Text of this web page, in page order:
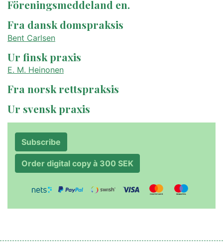
Föreningsmeddeland en.
Fra dansk domspraksis
Bent Carlsen
Ur finsk praxis
E. M. Heinonen
Fra norsk rettspraksis
Ur svensk praxis
Subscribe
Order digital copy à 300 SEK